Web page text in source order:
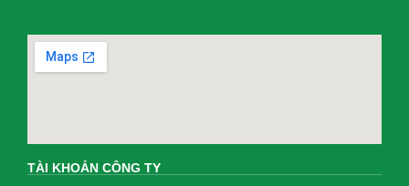
TÀI KHOẢN CÔNG TY